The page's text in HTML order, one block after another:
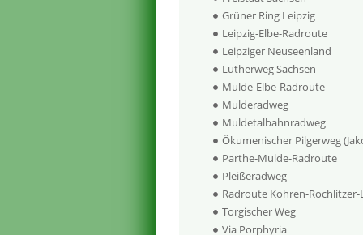
Grüner Ring Leipzig
Leipzig-Elbe-Radroute
Leipziger Neuseenland
Lutherweg Sachsen
Mulde-Elbe-Radroute
Mulderadweg
Muldetalbahnradweg
Ökumenischer Pilgerweg
Parthe-Mulde-Radroute
Pleißeradweg
Radroute Kohren-Rochlitzer-
Torgischer Weg
Via Porphyria